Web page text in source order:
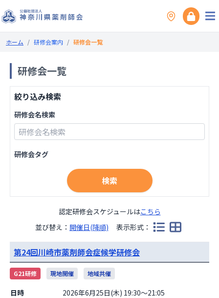
ホーム / 研修会案内 / 研修会一覧
研修会一覧
絞り込み検索
研修会名検索
研修会タグ
検索
認定研修会スケジュールはこちら
並び替え： 開催日(降順) 表示形式：
第24回川崎市薬剤師会症候学研修会
G21研修 現地開催 地域共催
日時 2026年6月25日(木) 19:30～21:05